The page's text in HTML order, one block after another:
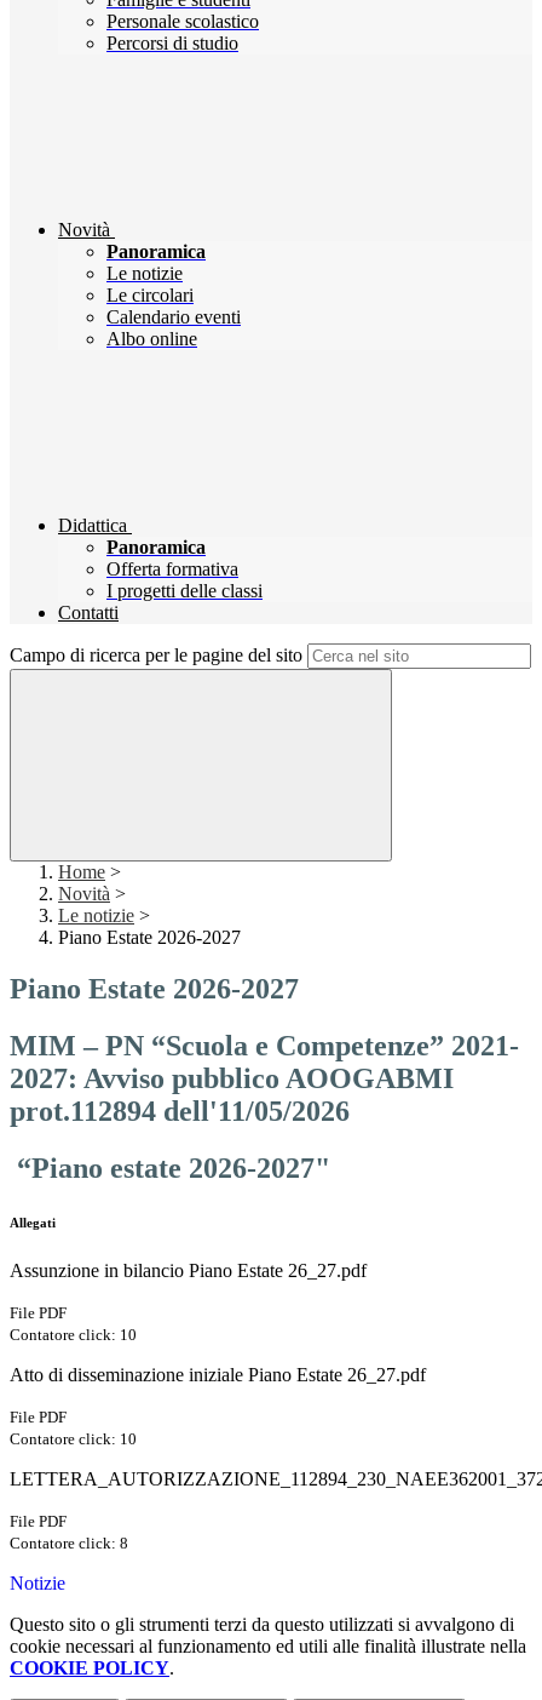
Personale scolastico
Percorsi di studio
Novità
Panoramica
Le notizie
Le circolari
Calendario eventi
Albo online
Didattica
Panoramica
Offerta formativa
I progetti delle classi
Contatti
Campo di ricerca per le pagine del sito
Home >
Novità >
Le notizie >
Piano Estate 2026-2027
Piano Estate 2026-2027
MIM – PN “Scuola e Competenze” 2021-
2027: Avviso pubblico AOOGABMI
prot.112894 dell'11/05/2026
“Piano estate 2026-2027"
Allegati
Assunzione in bilancio Piano Estate 26_27.pdf
File PDF
Contatore click: 10
Atto di disseminazione iniziale Piano Estate 26_27.pdf
File PDF
Contatore click: 10
File PDF
Contatore click: 8
Notizie
Questo sito o gli strumenti terzi da questo utilizzati si avvalgono di
cookie necessari al funzionamento ed utili alle finalità illustrate nella
COOKIE POLICY.